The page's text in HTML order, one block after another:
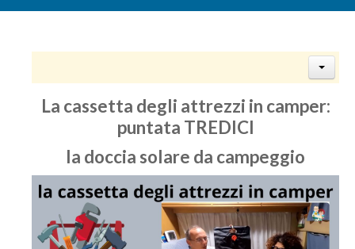
La cassetta degli attrezzi in camper:
puntata TREDICI
la doccia solare da campeggio